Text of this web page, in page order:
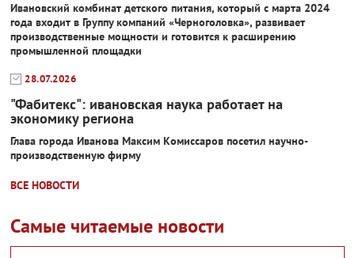
Ивановский комбинат детского питания, который с марта 2024
года входит в Группу компаний «Черноголовка», развивает
производственные мощности и готовится к расширению
промышленной площадки
28.07.2026
"Фабитекс": ивановская наука работает на
экономику региона
Глава города Иванова Максим Комиссаров посетил научно-
производственную фирму
ВСЕ НОВОСТИ
Самые читаемые новости